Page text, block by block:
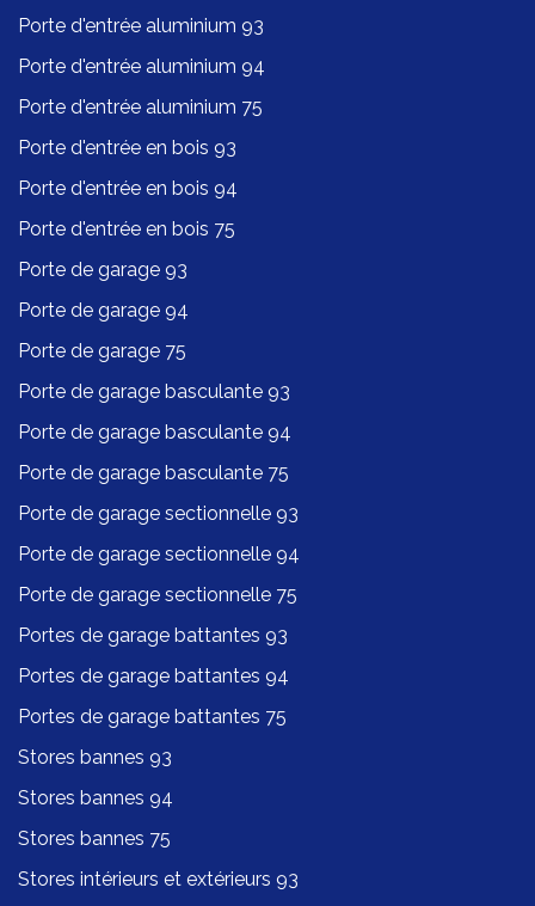
Porte d'entrée aluminium 93
Porte d'entrée aluminium 94
Porte d'entrée aluminium 75
Porte d'entrée en bois 93
Porte d'entrée en bois 94
Porte d'entrée en bois 75
Porte de garage 93
Porte de garage 94
Porte de garage 75
Porte de garage basculante 93
Porte de garage basculante 94
Porte de garage basculante 75
Porte de garage sectionnelle 93
Porte de garage sectionnelle 94
Porte de garage sectionnelle 75
Portes de garage battantes 93
Portes de garage battantes 94
Portes de garage battantes 75
Stores bannes 93
Stores bannes 94
Stores bannes 75
Stores intérieurs et extérieurs 93